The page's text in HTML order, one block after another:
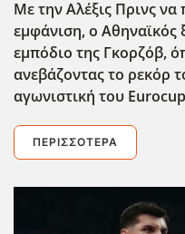
Με την Αλέξις Πρινς
εμφάνιση, ο Αθηναϊκός
εμπόδιο της Γκορζόβ,
ανεβάζοντας το ρεκόρ
αγωνιστική του Eurocup
ΠΕΡΙΣΣΌΤΕΡΑ